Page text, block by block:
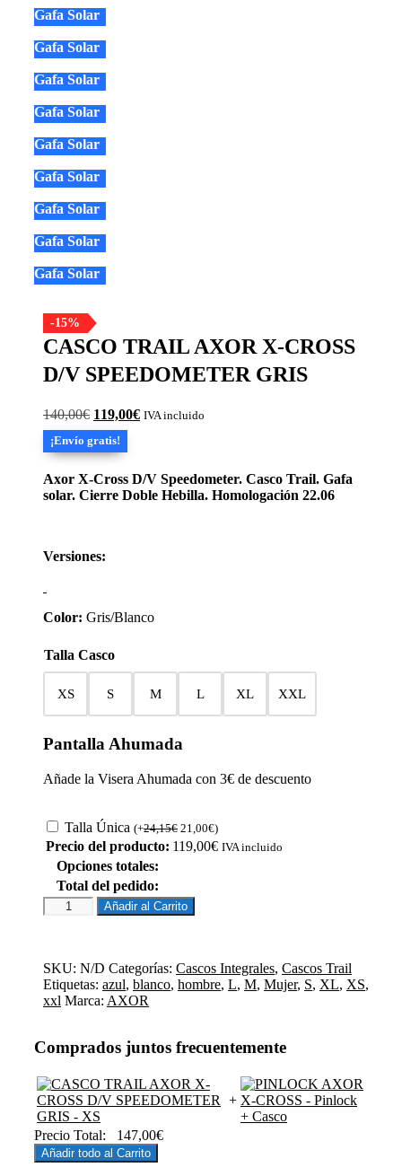
Gafa Solar
Gafa Solar
Gafa Solar
Gafa Solar
Gafa Solar
Gafa Solar
Gafa Solar
Gafa Solar
Gafa Solar
-15%
CASCO TRAIL AXOR X-CROSS
D/V SPEEDOMETER GRIS
140,00€ El
precio
original
era:
140,00€.
119,00€El
119,00€.
IVA incluido
¡Envío gratis!
Axor X-Cross D/V Speedometer. Casco Trail. Gafa
solar. Cierre Doble Hebilla. Homologación 22.06
Versiones:
Color: Gris/Blanco
Talla Casco
XS S M L XL XXL
Pantalla Ahumada
Añade la Visera Ahumada con 3€ de descuento
Talla Única (+24,15€ 21,00€)
Precio del producto: 119,00€ IVA incluido
Opciones totales:
Total del pedido:
CASCO
TRAIL
CROSS
D/V
SPEEDOMETER
Añadir al Carrito
SKU: N/D Categorías: Cascos Integrales, Cascos Trail
Etiquetas: azul, blanco, hombre, L, M, Mujer, S, XL, XS,
xxl Marca: AXOR
Comprados juntos frecuentemente
+
Precio Total: 147,00€
Añadir todo al Carrito